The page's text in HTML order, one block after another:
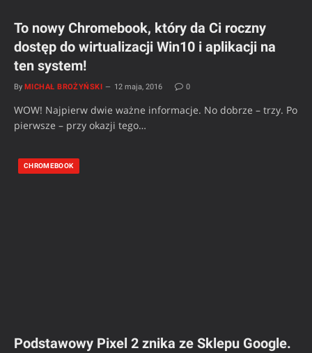
To nowy Chromebook, który da Ci roczny
dostęp do wirtualizacji Win10 i aplikacji na
ten system!
By MICHAŁ BROŻYŃSKI 12 maja, 2016 0
WOW! Najpierw dwie ważne informacje. No dobrze – trzy. Po
pierwsze – przy okazji tego…
CHROMEBOOK
Podstawowy Pixel 2 znika ze Sklepu Google.